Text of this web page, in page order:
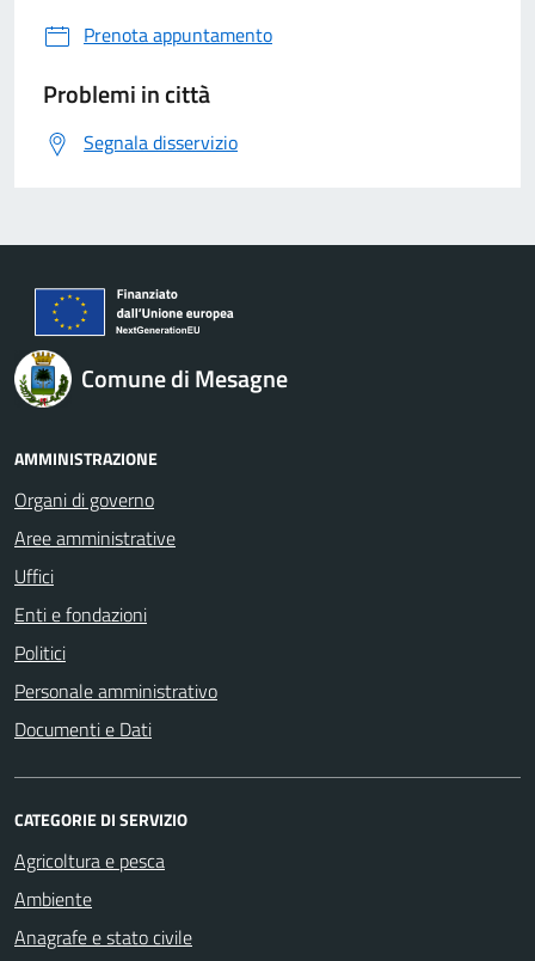
Prenota appuntamento
Problemi in città
Segnala disservizio
Comune di Mesagne
AMMINISTRAZIONE
Organi di governo
Aree amministrative
Uffici
Enti e fondazioni
Politici
Personale amministrativo
Documenti e Dati
CATEGORIE DI SERVIZIO
Agricoltura e pesca
Ambiente
Anagrafe e stato civile